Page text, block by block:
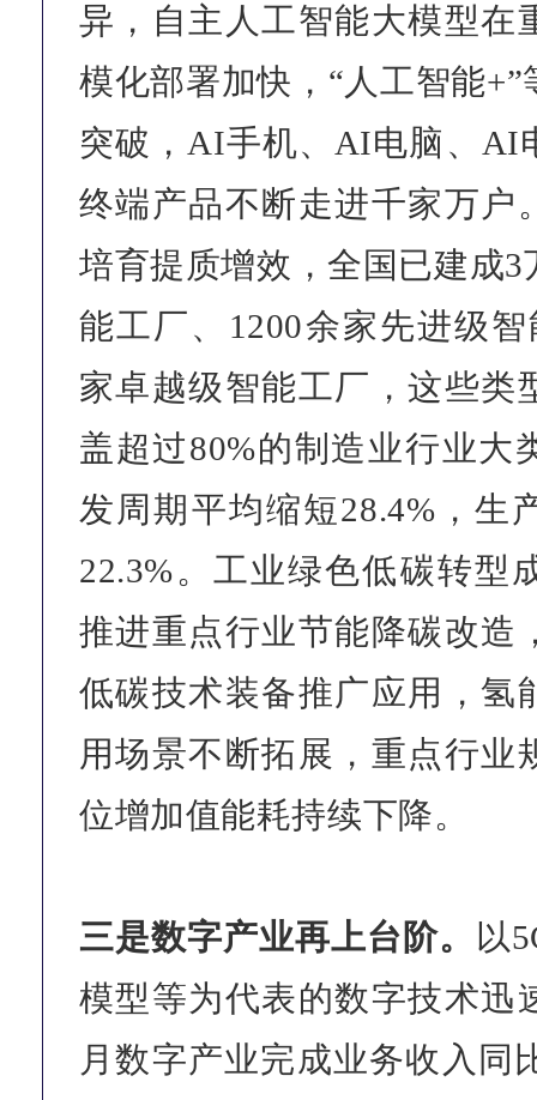
异，自主人工智能大模型在
模化部署加快，“人工智能
突破，AI手机、AI电脑、AI
终端产品不断走进千家万户
培育提质增效，全国已建成3
能工厂、1200余家先进级
家卓越级智能工厂，这些类
盖超过80%的制造业行业大
发周期平均缩短28.4%，生
22.3%。工业绿色低碳转型
推进重点行业节能降碳改造
低碳技术装备推广应用，氢
用场景不断拓展，重点行业
位增加值能耗持续下降。
三是数字产业再上台阶。
以
模型等为代表的数字技术迅
月数字产业完成业务收入同